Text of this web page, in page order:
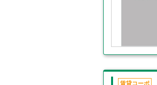
賃貸コーポ